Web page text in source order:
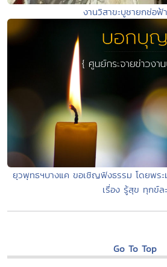
งานวิสาขะบูชายกช่อฟ้
ยุวพุทธฯบางแค ขอเชิญฟังธรรม โดยพ
เรื่อง รู้สุข ทุกข์ละ
Go To Top